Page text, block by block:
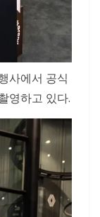
사에서 공식
영하고 있다.